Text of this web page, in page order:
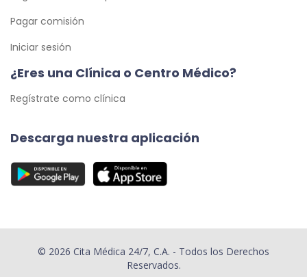
Pagar comisión
Iniciar sesión
¿Eres una Clínica o Centro Médico?
Regístrate como clínica
Descarga nuestra aplicación
© 2026 Cita Médica 24/7, C.A. - Todos los Derechos
Reservados.